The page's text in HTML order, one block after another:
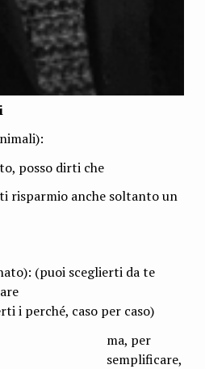
posso dirti che
risparmio anche soltanto un
(puoi sceglierti da te
i perché, caso per caso)
ma, per
semplificare,